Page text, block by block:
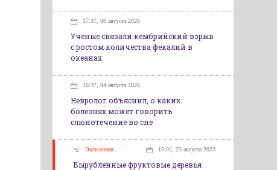
17:37, 06 августа 2026
Ученые связали кембрийский взрыв
с ростом количества фекалий в
океанах
16:37, 04 августа 2026
Невролог объяснил, о каких
болезнях может говорить
слюнотечение во сне
Эксклюзив 15:02, 25 августа 2023
Вырубленные фруктовые деревья